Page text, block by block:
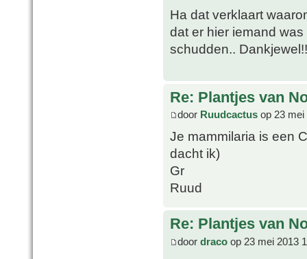
Ha dat verklaart
dat er hier iemand
schudden..
Re: Plantjes van
door Ruudcactus op 23 mei
Je mammilaria is een
dacht ik)
Gr
Ruud
Re: Plantjes van
door draco op 23 mei 2013